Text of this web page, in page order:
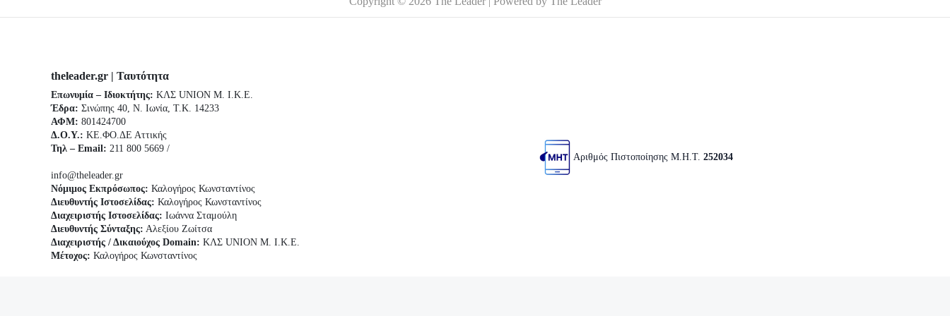
theleader.gr | Ταυτότητα
Επωνυμία – Ιδιοκτήτης: ΚΛΣ UNION Μ. Ι.Κ.Ε.
Έδρα: Σινώπης 40, Ν. Ιωνία, Τ.Κ. 14233
ΑΦΜ: 801424700
Δ.Ο.Υ.: ΚΕ.ΦΟ.ΔΕ Αττικής
Τηλ – Email: 211 800 5669 /
info@theleader.gr
Νόμιμος Εκπρόσωπος: Καλογήρος Κωνσταντίνος
Διευθυντής Ιστοσελίδας: Καλογήρος Κωνσταντίνος
Διαχειριστής Ιστοσελίδας: Ιωάννα Σταμούλη
Διευθυντής Σύνταξης: Αλεξίου Ζωίτσα
Διαχειριστής / Δικαιούχος Domain: ΚΛΣ UNION Μ. Ι.Κ.Ε.
Μέτοχος: Καλογήρος Κωνσταντίνος
Αριθμός Πιστοποίησης Μ.Η.Τ. 252034